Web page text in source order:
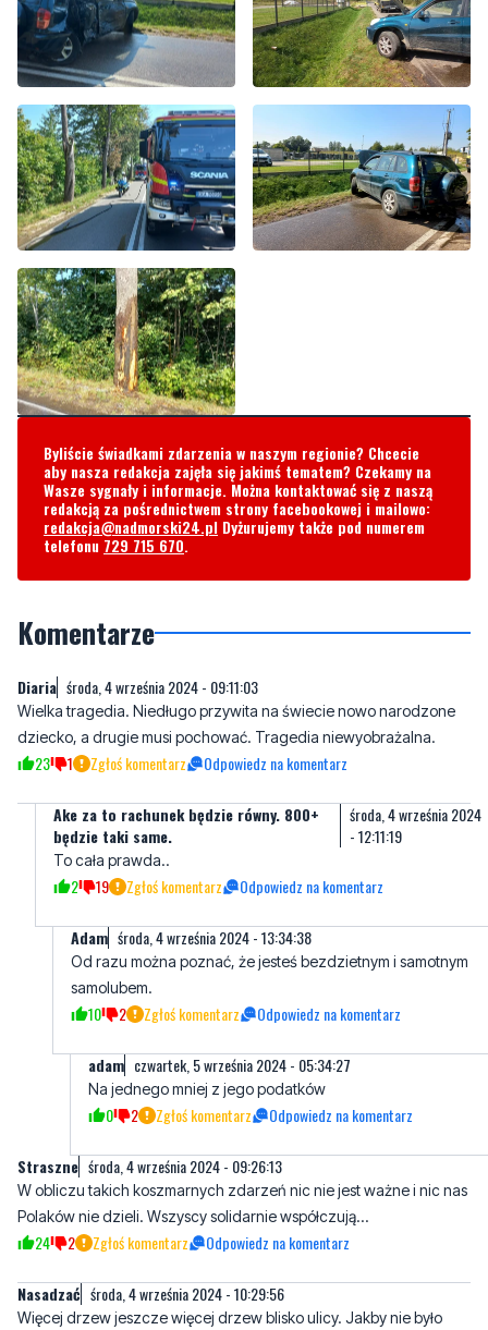
Byliście świadkami zdarzenia w naszym regionie? Chcecie
aby nasza redakcja zajęła się jakimś tematem? Czekamy na
Wasze sygnały i informacje. Można kontaktować się z naszą
redakcja@nadmorski24.plDyżurujemy także pod numerem
telefonu729 715 670.
Komentarze
Wielka tragedia. Niedługo przywita na świecie nowo narodzone
23 1 Zgłoś komentarz Odpowiedz na komentarz
Ake za to rachunek będzie równy. 800+
będzie taki same.
środa, 4 września 2024
2 19 Zgłoś komentarz Odpowiedz na komentarz
Adam środa, 4 września 2024 - 13:34:38
Od razu można poznać, że jesteś bezdzietnym i samotnym
10 2 Zgłoś komentarz Odpowiedz na komentarz
adam czwartek, 5 września 2024 - 05:34:27
Na jednego mniej z jego podatków
środa, 4 września 2024 - 09:26:13
W obliczu takich koszmarnych zdarzeń nic nie jest ważne i nic nas
24 2 Zgłoś komentarz Odpowiedz na komentarz
Nasadzać środa, 4 września 2024 - 10:29:56
Więcej drzew jeszcze więcej drzew blisko ulicy. Jakby nie było
Jeszcze więcej drzew, no ruszać się
12 20 Zgłoś komentarz Odpowiedz na komentarz